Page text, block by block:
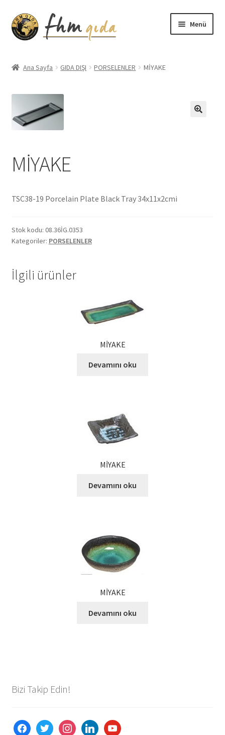
Dolaşıma
geç
İçeriğe
geç
Menü
Anatolia Katalog
Aydınlatma Metni
Bilgilendirme
Ekol Katalog
Heinz Katalog
Ürünlerimiz
Uzakdoğu Mutfağı
Ana Sayfa GIDA DIŞI PORSELENLER MİYAKE
MİYAKE
TSC38-19 Porcelain Plate Black Tray 34x11x2cmi
Stok kodu: 08.36İG.0353
Kategoriler: PORSELENLER
İlgili ürünler
MİYAKE
Devamını oku
MİYAKE
Devamını oku
MİYAKE
Devamını oku
Bizi Takip Edin!
facebooktwitter instagramlinkedinyoutube